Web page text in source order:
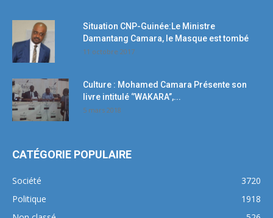
Situation CNP-Guinée:Le Ministre
Damantang Camara, le Masque est tombé
11 octobre 2017
Culture : Mohamed Camara Présente son
livre intitulé ‘’WAKARA’’,...
5 mars 2018
CATÉGORIE POPULAIRE
Société
3720
Politique
1918